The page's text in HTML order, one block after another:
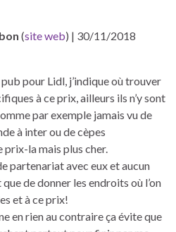
(site web) | 30/11/2018
pub pour Lidl, j’indique où trouver
à ce prix, ailleurs ils n’y sont
par exemple jamais vu de
à inter ou de cèpes
prix-la mais plus cher.
partenariat avec eux et aucun
que de donner les endroits où l’on
et à ce prix!
en rien au contraire ça évite que